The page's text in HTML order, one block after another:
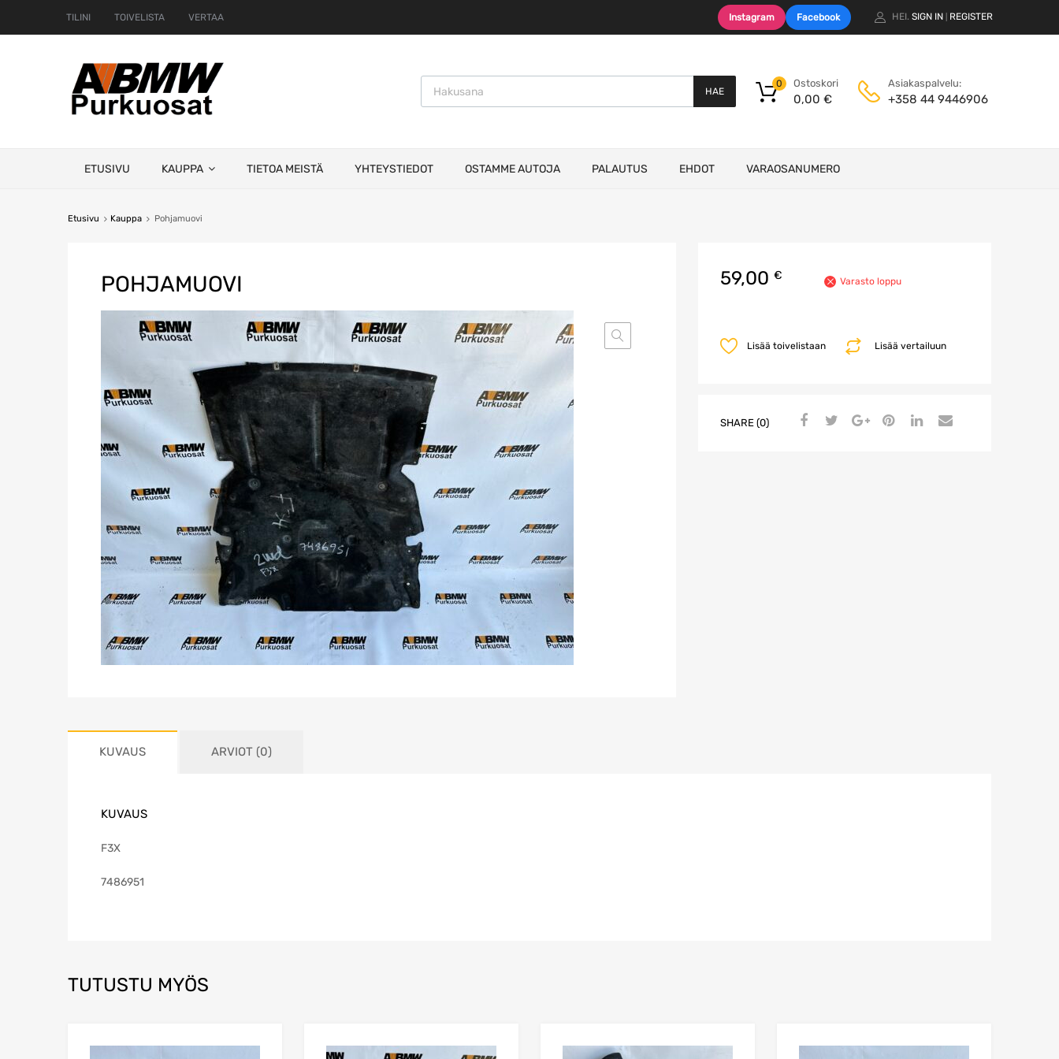
TILINI TOIVELISTA VERTAA Instagram Facebook HEI. SIGN IN REGISTER
Products search
HAE
Ostoskori
0,00 €
0 Asiakaspalvelu:
+358 44 9446906
ETUSIVU KAUPPA TIETOA MEISTÄ YHTEYSTIEDOT OSTAMME AUTOJA PALAUTUS EHDOT VARAOSANUMERO
Etusivu Kauppa Pohjamuovi
POHJAMUOVI 59,00 € Varasto loppu
Lisää vertailuun
Lisää toivelistaan
SHARE (0)
KUVAUS ARVIOT (0)
KUVAUS
F3X
7486951
TUTUSTU MYÖS
Lisää toivelistaan Lisää toivelistaan